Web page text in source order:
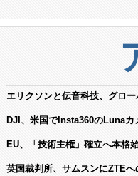
エリクソンと伝音科技、グロ
DJI、米国でInsta360のLuna
EU、「技術主権」確立へ本
英国裁判所、サムスンにZTE